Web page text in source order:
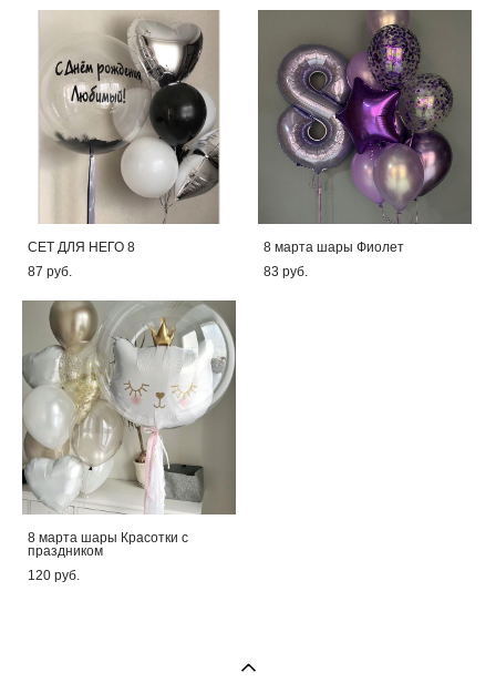
СЕТ ДЛЯ НЕГО 8
87 pуб.
8 марта шары Фиолет
83 pуб.
8 марта шары Красотки с
праздником
120 pуб.